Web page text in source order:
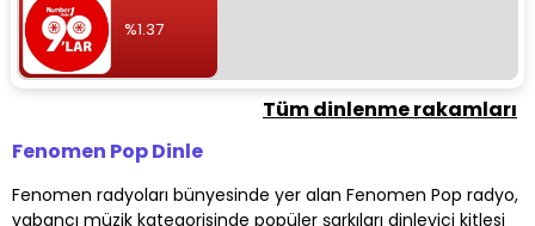
%1.37
Tüm dinlenme rakamları
Fenomen Pop Dinle
Fenomen radyoları bünyesinde yer alan Fenomen Pop radyo,
yabancı müzik kategorisinde popüler şarkıları dinleyici kitlesi